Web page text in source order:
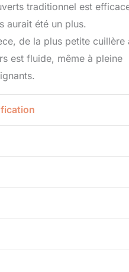
traditionnel est
aurait été un plus.
de la plus petite cuillère
est fluide, même à pleine